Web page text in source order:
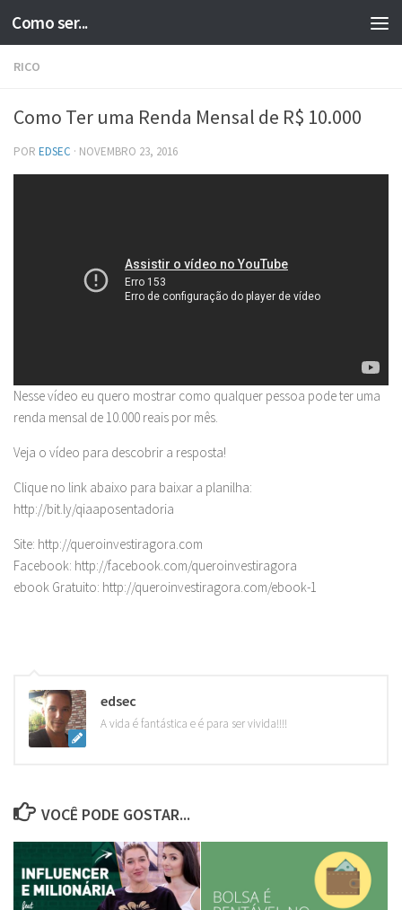
Skip to content
Como ser...
RICO
Como Ter uma Renda Mensal de R$ 10.000
POR EDSEC · NOVEMBRO 23, 2016
Nesse vídeo eu quero mostrar como qualquer pessoa pode ter uma
renda mensal de 10.000 reais por mês.
Veja o vídeo para descobrir a resposta!
Clique no link abaixo para baixar a planilha:
http://bit.ly/qiaaposentadoria
Site: http://queroinvestiragora.com
Facebook: http://facebook.com/queroinvestiragora
ebook Gratuito: http://queroinvestiragora.com/ebook-1
edsec
A vida é fantástica e é para ser vivida!!!!
VOCÊ PODE GOSTAR...